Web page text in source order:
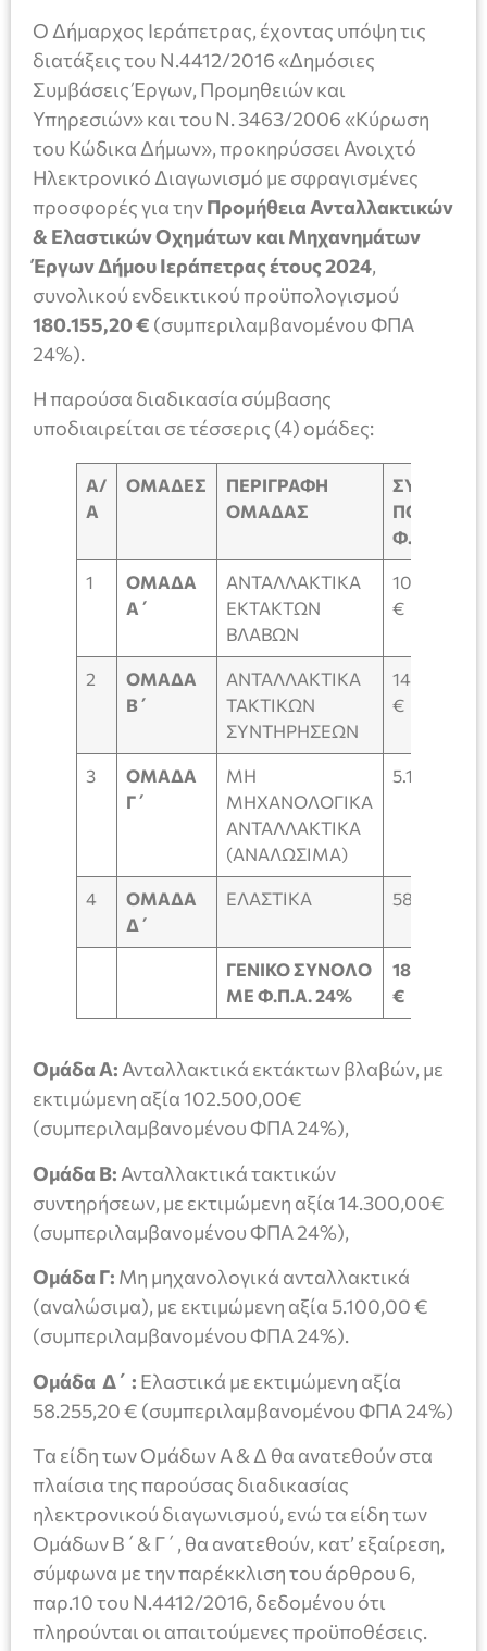
Ο Δήμαρχος Ιεράπετρας, έχοντας υπόψη τις
διατάξεις του Ν.4412/2016 «Δημόσιες
Συμβάσεις Έργων, Προμηθειών και
Υπηρεσιών» και του Ν. 3463/2006 «Κύρωση
του Κώδικα Δήμων», προκηρύσσει Ανοιχτό
Ηλεκτρονικό Διαγωνισμό με σφραγισμένες
προσφορές για τηνΠρομήθεια Ανταλλακτικών
& Ελαστικών Οχημάτων και Μηχανημάτων
Έργων Δήμου Ιεράπετρας έτους 2024,
συνολικού ενδεικτικού προϋπολογισμού
180.155,20€ (συμπεριλαμβανομένου ΦΠΑ
24%).
Η παρούσα διαδικασία σύμβασης
υποδιαιρείται σε τέσσερις (4) ομάδες:
Α/
Α
ΟΜΑΔΕΣ
ΠΕΡΙΓΡΑΦΗ
ΟΜΑΔΑΣ
ΣΥΝΟΛΙΚΟ
ΠΟΣΟ ΜΕ
Φ.Π.Α.24%
1
ΟΜΑΔΑ
Α΄
ΑΝΤΑΛΛΑΚΤΙΚΑ
ΕΚΤΑΚΤΩΝ
ΒΛΑΒΩΝ
€
2
ΟΜΑΔΑ
Β΄
ΑΝΤΑΛΛΑΚΤΙΚΑ
ΤΑΚΤΙΚΩΝ
ΣΥΝΤΗΡΗΣΕΩΝ
14.300,00
€
3
ΟΜΑΔΑ
Γ΄
ΜΗ
ΜΗΧΑΝΟΛΟΓΙΚΑ
ΑΝΤΑΛΛΑΚΤΙΚΑ
(ΑΝΑΛΩΣΙΜΑ)
5.100,00 €
4
ΟΜΑΔΑ
Δ΄
ΕΛΑΣΤΙΚΑ 58.255,20
ΓΕΝΙΚΟ ΣΥΝΟΛΟ
ΜΕ Φ.Π.Α. 24%
180.155,20
€
Ομάδα Α:Ανταλλακτικά εκτάκτων βλαβών, με
εκτιμώμενη αξία 102.500,00€
(συμπεριλαμβανομένου ΦΠΑ 24%),
Ομάδα Β: Ανταλλακτικά τακτικών
συντηρήσεων, με εκτιμώμενη αξία 14.300,00€
(συμπεριλαμβανομένου ΦΠΑ 24%),
Ομάδα Γ: Μη μηχανολογικά ανταλλακτικά
(αναλώσιμα), με εκτιμώμενη αξία 5.100,00 €
(συμπεριλαμβανομένου ΦΠΑ 24%).
Ομάδα Δ΄ : Ελαστικά με εκτιμώμενη αξία
58.255,20 € (συμπεριλαμβανομένου ΦΠΑ 24%)
Τα είδη των Ομάδων Α & Δ θα ανατεθούν στα
πλαίσια της παρούσας διαδικασίας
ηλεκτρονικού διαγωνισμού, ενώ τα είδη των
Ομάδων Β΄& Γ΄, θα ανατεθούν, κατ’ εξαίρεση,
σύμφωνα με την παρέκκλιση του άρθρου 6,
παρ.10 του Ν.4412/2016, δεδομένου ότι
πληρούνται οι απαιτούμενες προϋποθέσεις.